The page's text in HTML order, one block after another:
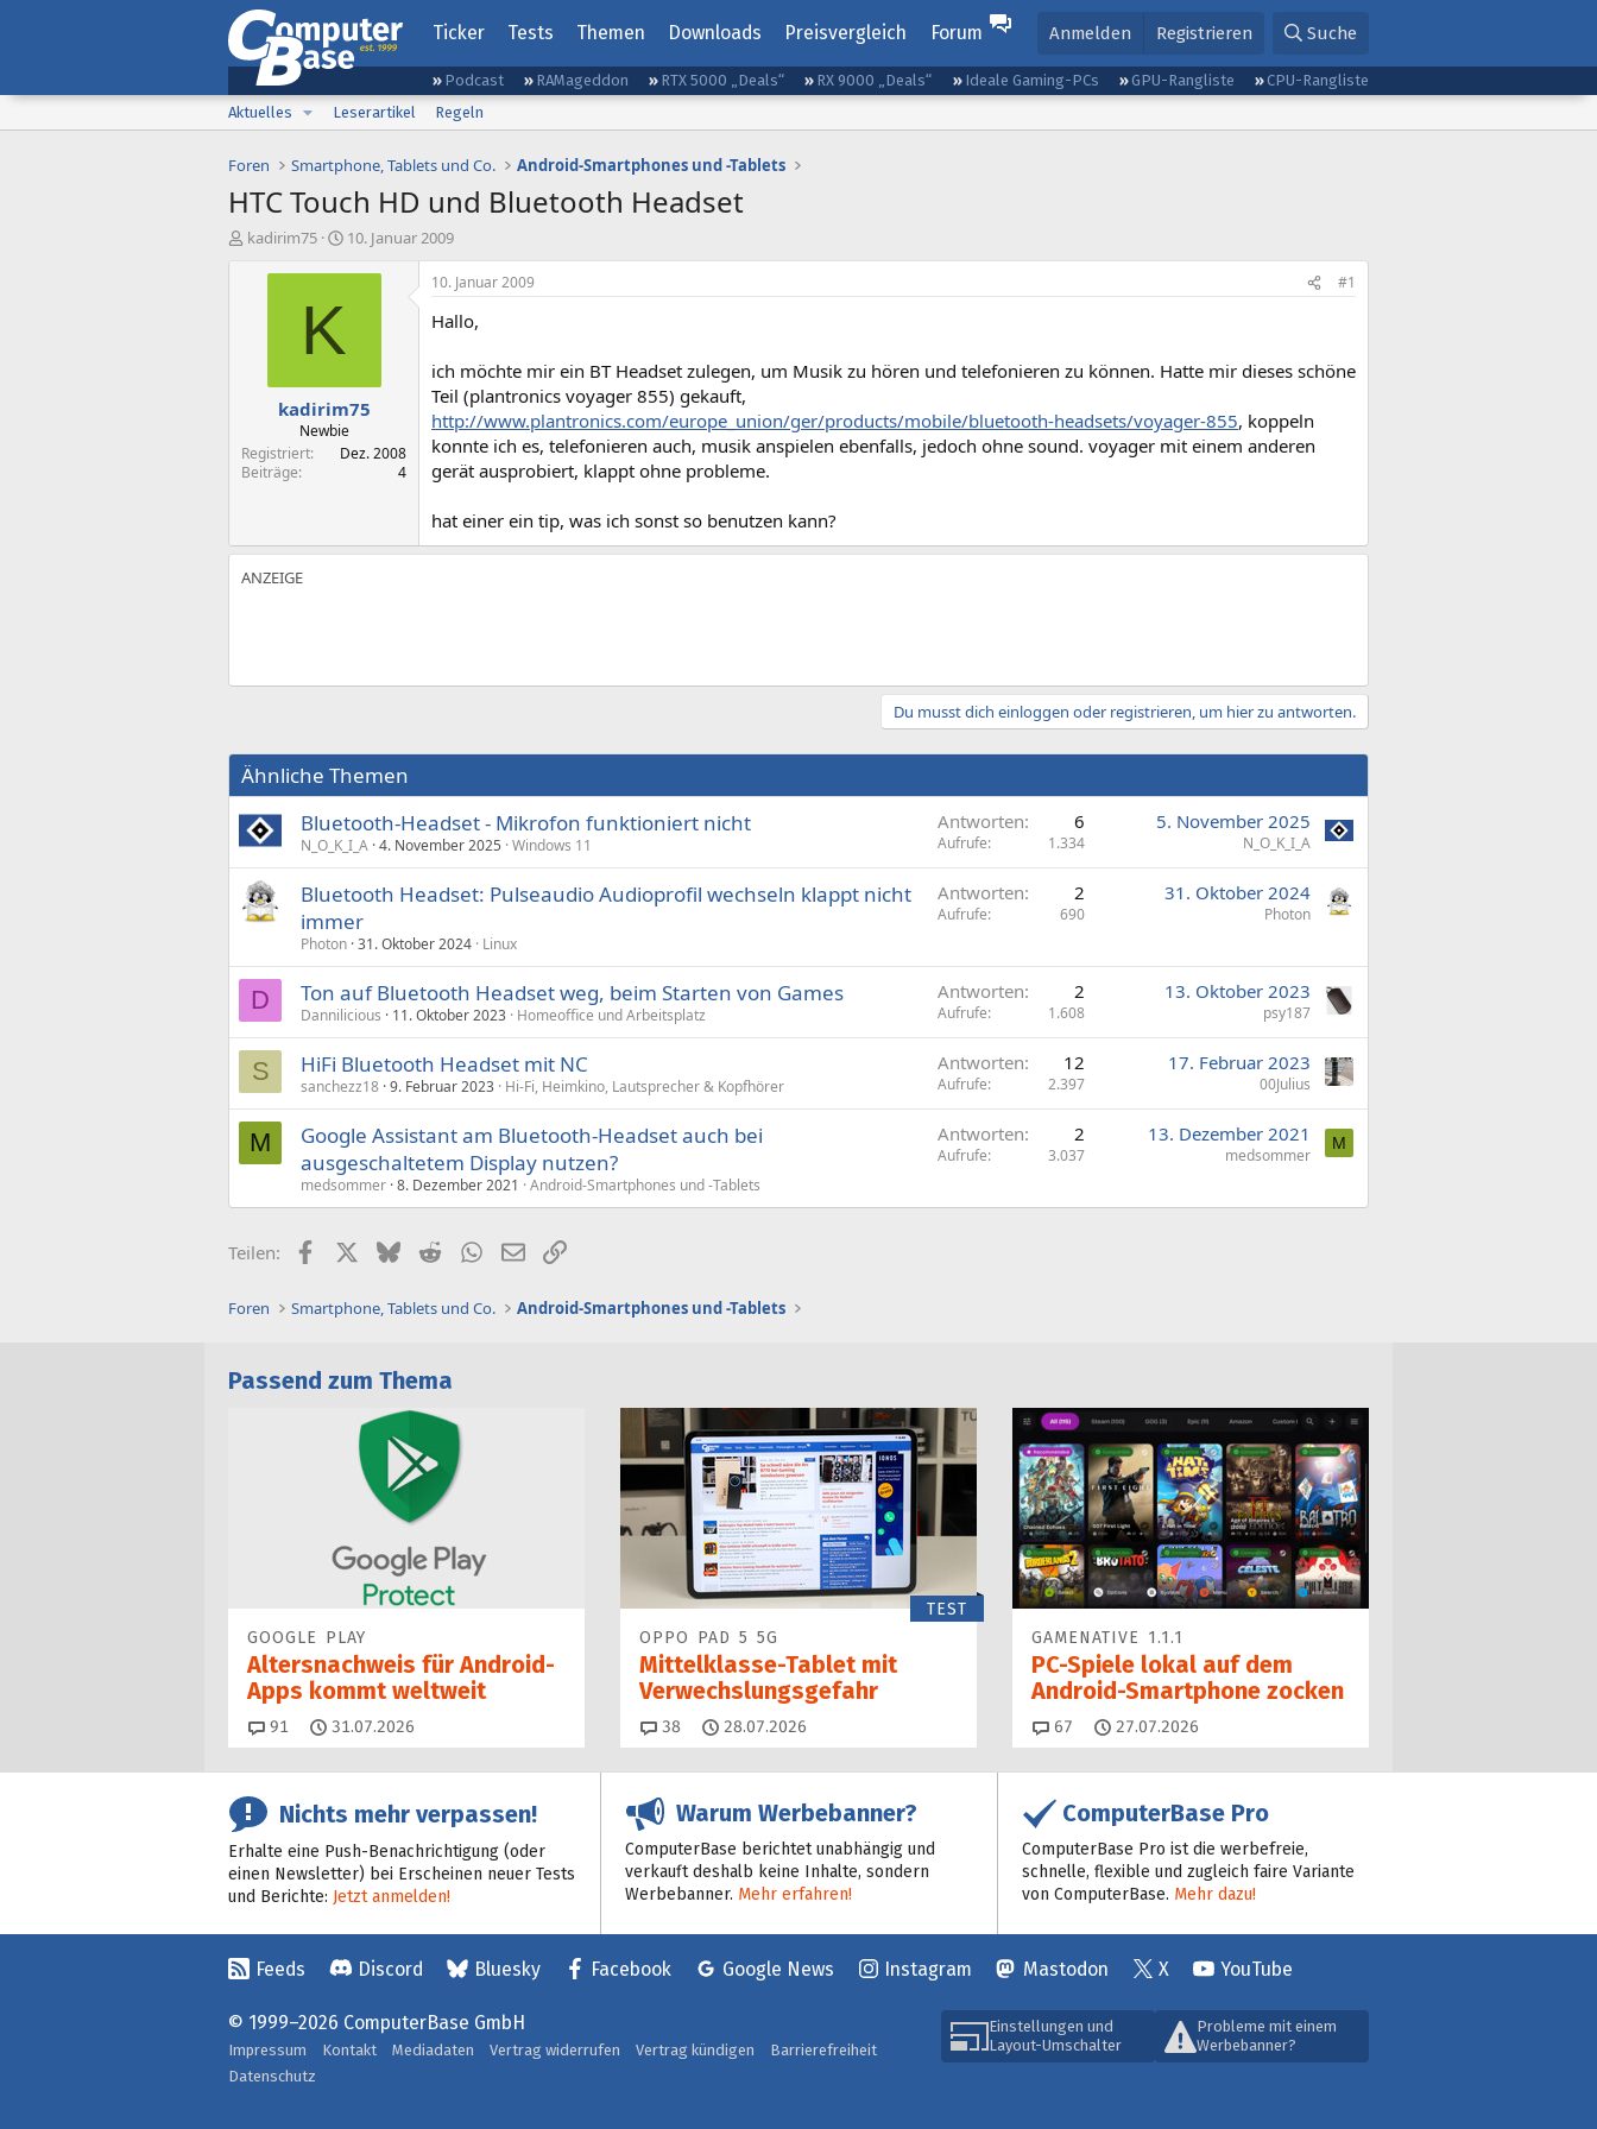
Ticker Tests Themen Downloads Preisvergleich Forum Anmelden Registrieren Suche
Podcast RAMageddon RTX 5000 „Deals“ RX 9000 „Deals“ Ideale Gaming-PCs GPU-Rangliste
CPU-Rangliste
Aktuelles
Leserartikel Regeln
Foren Smartphone, Tablets und Co. Android-Smartphones und -Tablets
HTC Touch HD und Bluetooth Headset
E
kadirim75
E
s
t
a
m
10. Januar 2009
K
kadirim75
Newbie
Registriert
Dez. 2008
Beiträge
4
10. Januar 2009 #1
Hallo,
ich möchte mir ein BT Headset zulegen, um Musik zu hören und telefonieren zu können. Hatte mir dieses schöne
Teil (plantronics voyager 855) gekauft,
http://www.plantronics.com/europe_union/ger/products/mobile/bluetooth-headsets/voyager-855, koppeln
konnte ich es, telefonieren auch, musik anspielen ebenfalls, jedoch ohne sound. voyager mit einem anderen
gerät ausprobiert, klappt ohne probleme.
hat einer ein tip, was ich sonst so benutzen kann?
Du musst dich einloggen oder registrieren, um hier zu antworten.
Ähnliche Themen
Bluetooth-Headset - Mikrofon funktioniert nicht
N_O_K_I_A 4. November 2025 Windows 11
Antworten 6
Aufrufe 1.334
5. November 2025
N_O_K_I_A
Bluetooth Headset: Pulseaudio Audioprofil wechseln klappt nicht
immer
Photon 31. Oktober 2024 Linux
Antworten 2
Aufrufe 690
31. Oktober 2024
Photon
D Ton auf Bluetooth Headset weg, beim Starten von Games
Dannilicious 11. Oktober 2023 Homeoffice und Arbeitsplatz
Antworten 2
Aufrufe 1.608
13. Oktober 2023
psy187
S HiFi Bluetooth Headset mit NC
sanchezz18 9. Februar 2023 Hi-Fi, Heimkino, Lautsprecher & Kopfhörer
Antworten 12
Aufrufe 2.397
17. Februar 2023
00Julius
M
Google Assistant am Bluetooth-Headset auch bei
ausgeschaltetem Display nutzen?
medsommer 8. Dezember 2021 Android-Smartphones und -Tablets
Antworten 2
Aufrufe 3.037
13. Dezember 2021
medsommer
M
Teilen: FacebookX (Twitter)
BlueskyRedditWhatsApp
E-MailLink
Foren Smartphone, Tablets und Co. Android-Smartphones und -Tablets
Passend zum Thema
GOOGLE PLAY
Altersnachweis für Android-
Apps kommt weltweit
91 Kommentare
31.07.2026
TEST
OPPO PAD 5 5G
Mittelklasse-Tablet mit
Verwechslungsgefahr
38 Kommentare
28.07.2026
GAMENATIVE 1.1.1
PC-Spiele lokal auf dem
Android-Smartphone zocken
67 Kommentare
27.07.2026
Nichts mehr verpassen!
Erhalte eine Push-Benachrichtigung (oder
einen Newsletter) bei Erscheinen neuer Tests
und Berichte: Jetzt anmelden!
Warum Werbebanner?
ComputerBase berichtet unabhängig und
verkauft deshalb keine Inhalte, sondern
Werbebanner. Mehr erfahren!
ComputerBase Pro
ComputerBase Pro ist die werbefreie,
schnelle, flexible und zugleich faire Variante
von ComputerBase. Mehr dazu!
Feeds Discord Bluesky Facebook Google News Instagram Mastodon X YouTube
Einstellungen und
Layout-Umschalter
Probleme mit einem
Werbebanner?
© 1999–2026 ComputerBase GmbH
Impressum Kontakt Mediadaten Vertrag widerrufen Vertrag kündigen
Barrierefreiheit
Datenschutz